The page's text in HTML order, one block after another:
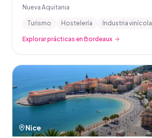
Nueva Aquitania
Turismo Hostelería Industria vinícola
Explorar prácticas en Bordeaux
Nice